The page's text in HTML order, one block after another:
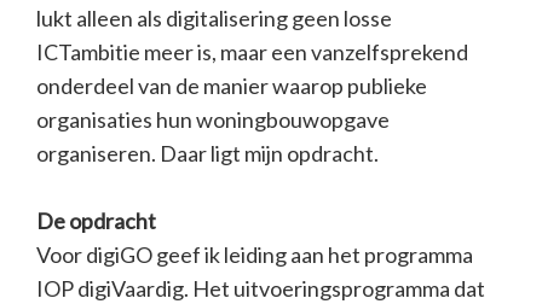
lukt alleen als digitalisering geen losse
ICTambitie meer is, maar een vanzelfsprekend
onderdeel van de manier waarop publieke
organisaties hun woningbouwopgave
organiseren. Daar ligt mijn opdracht.
De opdracht
Voor digiGO geef ik leiding aan het programma
IOP digiVaardig. Het uitvoeringsprogramma dat